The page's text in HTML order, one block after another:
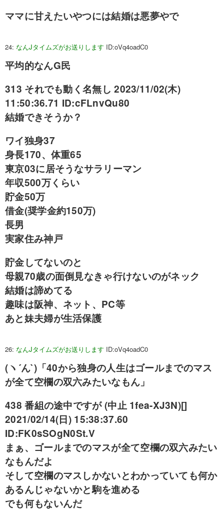
ママに甘えたいやつには結婚は悪夢やで
24: なんJタイムズがお送りします ID:oVq4oadC0
平均的なんG民
313 それでも動く名無し 2023/11/02(木)
11:50:36.71 ID:cFLnvQu80
結婚できそうか？
ワイ独身37
身長170、体重65
東京03に居そうなサラリーマン
年収500万くらい
貯金50万
借金(奨学金約150万)
長男
実家住み神戸
貯金してないのと
母親70歳の面倒見なきゃ行けないのがネック
結婚は諦めてる
趣味は阪神、ネット、PC等
あと妹夫婦が生活保護
26: なんJタイムズがお送りします ID:oVq4oadC0
(ヽ´ん`)「40から独身の人生はゴールまでのマス
が全て空欄の双六みたいなもん」
438 番組の途中ですが (中止 1fea-XJ3N)[]
2021/02/14(日) 15:38:37.60
ID:FK0sSOgN0St.V
まぁ、ゴールまでのマスが全て空欄の双六みたい
なもんだよ
そして空欄のマスしかないとわかっていても何か
あるんじゃないかと駒を進める
でも何もないんだ